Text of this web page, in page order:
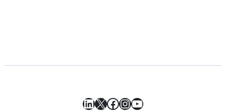
LinkedIn
X Facebook
Instagram
YouTube